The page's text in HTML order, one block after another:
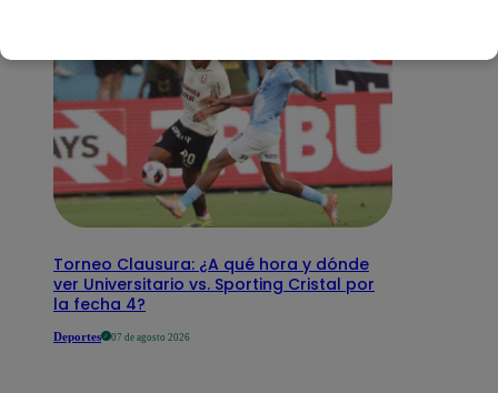
Torneo Clausura: ¿A qué hora y dónde
ver Universitario vs. Sporting Cristal por
la fecha 4?
Deportes 07 de agosto 2026